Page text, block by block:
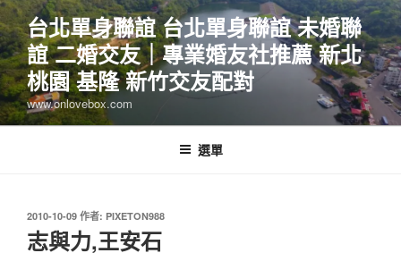
跳
至
主
要
內
容
台北單身聯誼 台北單身聯誼 未婚聯
誼 二婚交友｜專業婚友社推薦 新北
桃園 基隆 新竹交友配對
www.onlovebox.com
選單
發
佈
於
2010-10-09 作者: PIXETON988
志與力,王安石